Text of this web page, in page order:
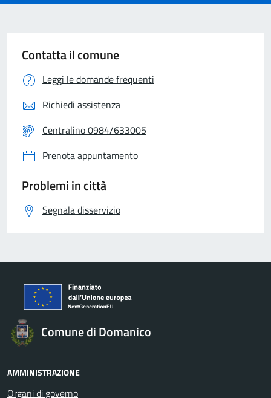
Contatta il comune
Leggi le domande frequenti
Richiedi assistenza
Centralino 0984/633005
Prenota appuntamento
Problemi in città
Segnala disservizio
Comune di Domanico
AMMINISTRAZIONE
Organi di governo